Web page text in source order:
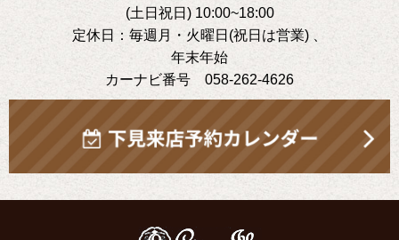
(土日祝日) 10:00~18:00
定休日：毎週月・火曜日(祝日は営業) 、
年末年始
カーナビ番号 058-262-4626